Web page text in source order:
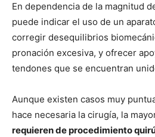
En dependencia de la magnitud
puede indicar el uso de un
corregir desequilibrios
pronación excesiva, y ofrecer
tendones que se encuentran
Aunque existen casos muy
hace necesaria la cirugía, la
requieren de procedimiento